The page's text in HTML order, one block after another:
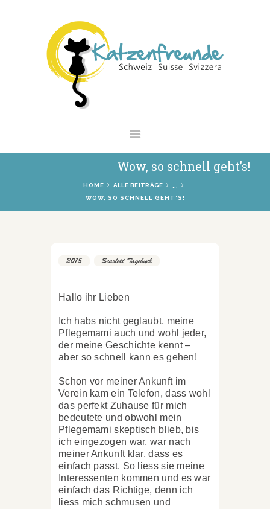
Wow, so schnell geht’s!
HOME ALLE BEITRÄGE
WOW, SO SCHNELL GEHT’S!
NEWS
VERMITTLUNG
INTERESSANTES
SHOP
2015 Scarlett Tagebuch
Hallo ihr Lieben
Ich habs nicht geglaubt, meine
Pflegemami auch und wohl jeder,
der meine Geschichte kennt –
aber so schnell kann es gehen!
Schon vor meiner Ankunft im
Verein kam ein Telefon, dass wohl
das perfekt Zuhause für mich
bedeutete und obwohl mein
Pflegemami skeptisch blieb, bis
ich eingezogen war, war nach
meiner Ankunft klar, dass es
einfach passt. So liess sie meine
Interessenten kommen und es war
einfach das Richtige, denn ich
liess mich schmusen und